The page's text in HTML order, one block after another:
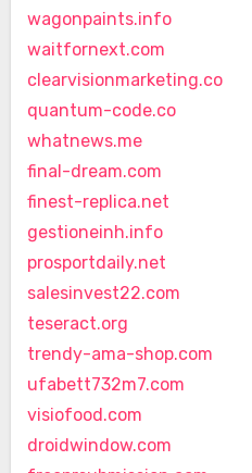
wagonpaints.info
waitfornext.com
clearvisionmarketing.co
quantum-code.co
whatnews.me
final-dream.com
finest-replica.net
gestioneinh.info
prosportdaily.net
salesinvest22.com
teseract.org
trendy-ama-shop.com
ufabett732m7.com
visiofood.com
droidwindow.com